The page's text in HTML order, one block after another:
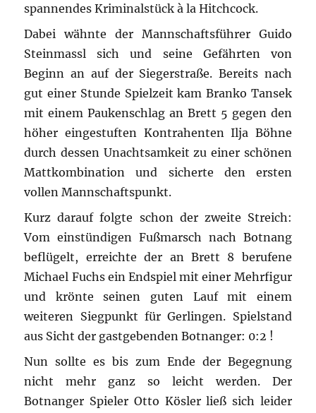
spannendes Kriminalstück à la Hitchcock.
Dabei wähnte der Mannschaftsführer Guido
Steinmassl sich und seine Gefährten von
Beginn an auf der Siegerstraße. Bereits nach
gut einer Stunde Spielzeit kam Branko Tansek
mit einem Paukenschlag an Brett 5 gegen den
höher eingestuften Kontrahenten Ilja Böhne
durch dessen Unachtsamkeit zu einer schönen
Mattkombination und sicherte den ersten
vollen Mannschaftspunkt.
Kurz darauf folgte schon der zweite Streich:
Vom einstündigen Fußmarsch nach Botnang
beflügelt, erreichte der an Brett 8 berufene
Michael Fuchs ein Endspiel mit einer Mehrfigur
und krönte seinen guten Lauf mit einem
weiteren Siegpunkt für Gerlingen. Spielstand
aus Sicht der gastgebenden Botnanger: 0:2 !
Nun sollte es bis zum Ende der Begegnung
nicht mehr ganz so leicht werden. Der
Botnanger Spieler Otto Kösler ließ sich leider